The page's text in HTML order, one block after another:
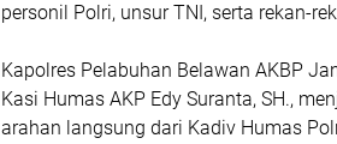
personil Polri, unsur TNI, serta rekan-
Kapolres Pelabuhan Belawan AKBP
Kasi Humas AKP Edy Suranta, SH.,
arahan langsung dari Kadiv Humas